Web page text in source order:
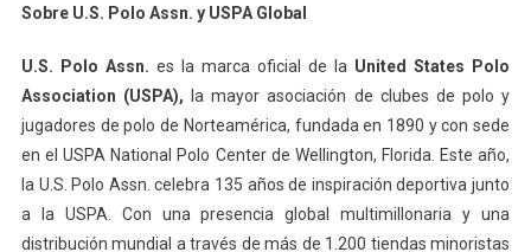
Sobre U.S. Polo Assn. y USPA Global
U.S. Polo Assn. es la marca oficial de la United States Polo
Association (USPA), la mayor asociación de clubes de polo y
jugadores de polo de Norteamérica, fundada en 1890 y con sede
en el USPA National Polo Center de Wellington, Florida. Este año,
la U.S. Polo Assn. celebra 135 años de inspiración deportiva junto
a la USPA. Con una presencia global multimillonaria y una
distribución mundial a través de más de 1.200 tiendas minoristas